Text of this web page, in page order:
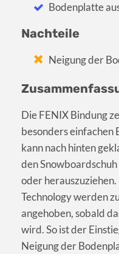
Bodenplatte
Nachteile
Neigung der
Die FENIX Bindung
besonders einfachen
kann nach hinten
den
oder
Technology werden
angehoben, sobald
wird. So ist der
Neigung der